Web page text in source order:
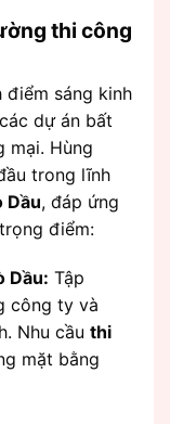
thi công
điểm sáng kinh
dự án bất
mại. Hùng
trong lĩnh
Dầu, đáp ứng
điểm:
Dầu: Tập
công ty và
Nhu cầu thi
mặt bằng